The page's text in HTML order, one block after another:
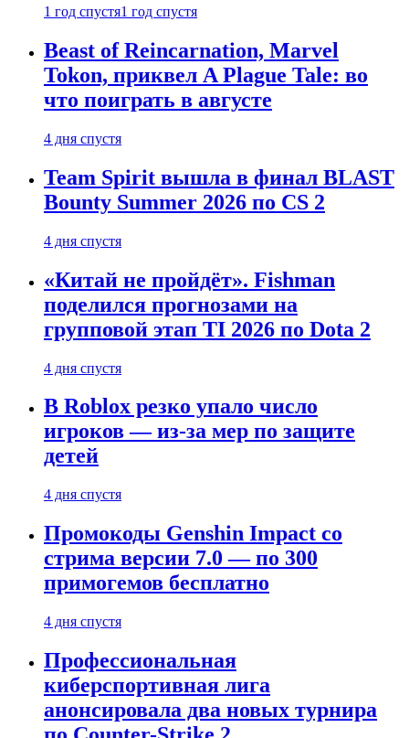
1 год спустя1 год спустя
Beast of Reincarnation, Marvel
Tokon, приквел A Plague Tale: во
что поиграть в августе
4 дня спустя
Team Spirit вышла в финал BLAST
Bounty Summer 2026 по CS 2
4 дня спустя
«Китай не пройдёт». Fishman
поделился прогнозами на
групповой этап TI 2026 по Dota 2
4 дня спустя
В Roblox резко упало число
игроков — из-за мер по защите
детей
4 дня спустя
Промокоды Genshin Impact со
стрима версии 7.0 — по 300
примогемов бесплатно
4 дня спустя
Профессиональная
киберспортивная лига
анонсировала два новых турнира